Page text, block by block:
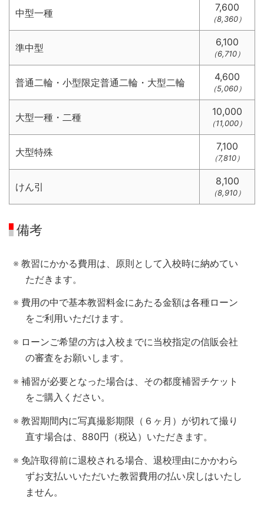
中型一種 7,600
（8,360）
準中型 6,100
（6,710）
普通二輪・小型限定普通二輪・大型二輪 4,600
（5,060）
大型一種・二種 10,000
（11,000）
大型特殊 7,100
（7,810）
けん引 8,100
（8,910）
備考
教習にかかる費用は、原則として入校時に納めてい
ただきます。
費用の中で基本教習料金にあたる金額は各種ローン
をご利用いただけます。
ローンご希望の方は入校までに当校指定の信販会社
の審査をお願いします。
補習が必要となった場合は、その都度補習チケット
をご購入ください。
教習期間内に写真撮影期限（６ヶ月）が切れて撮り
直す場合は、880円（税込）いただきます。
免許取得前に退校される場合、退校理由にかかわら
ずお支払いいただいた教習費用の払い戻しはいたし
ません。